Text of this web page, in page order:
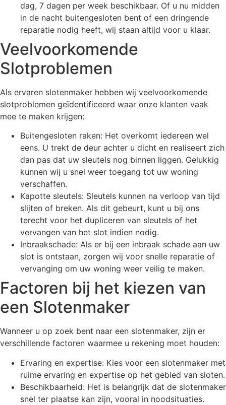
dag, 7 dagen per week beschikbaar. Of u nu midden
in de nacht buitengesloten bent of een dringende
reparatie nodig heeft, wij staan altijd voor u klaar.
Veelvoorkomende
Slotproblemen
Als ervaren slotenmaker hebben wij veelvoorkomende
slotproblemen geïdentificeerd waar onze klanten vaak
mee te maken krijgen:
Buitengesloten raken: Het overkomt iedereen wel
eens. U trekt de deur achter u dicht en realiseert zich
dan pas dat uw sleutels nog binnen liggen. Gelukkig
kunnen wij u snel weer toegang tot uw woning
verschaffen.
Kapotte sleutels: Sleutels kunnen na verloop van tijd
slijten of breken. Als dit gebeurt, kunt u bij ons
terecht voor het dupliceren van sleutels of het
vervangen van het slot indien nodig.
Inbraakschade: Als er bij een inbraak schade aan uw
slot is ontstaan, zorgen wij voor snelle reparatie of
vervanging om uw woning weer veilig te maken.
Factoren bij het kiezen van
een Slotenmaker
Wanneer u op zoek bent naar een slotenmaker, zijn er
verschillende factoren waarmee u rekening moet houden:
Ervaring en expertise: Kies voor een slotenmaker met
ruime ervaring en expertise op het gebied van sloten.
Beschikbaarheid: Het is belangrijk dat de slotenmaker
snel ter plaatse kan zijn, vooral in noodsituaties.